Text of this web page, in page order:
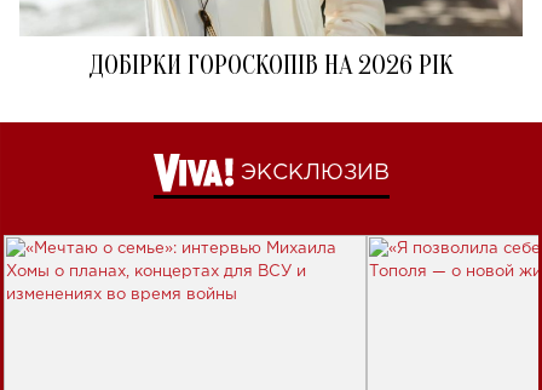
ДОБІРКИ ГОРОСКОПІВ НА 2026 РІК
ЭКСКЛЮЗИВ